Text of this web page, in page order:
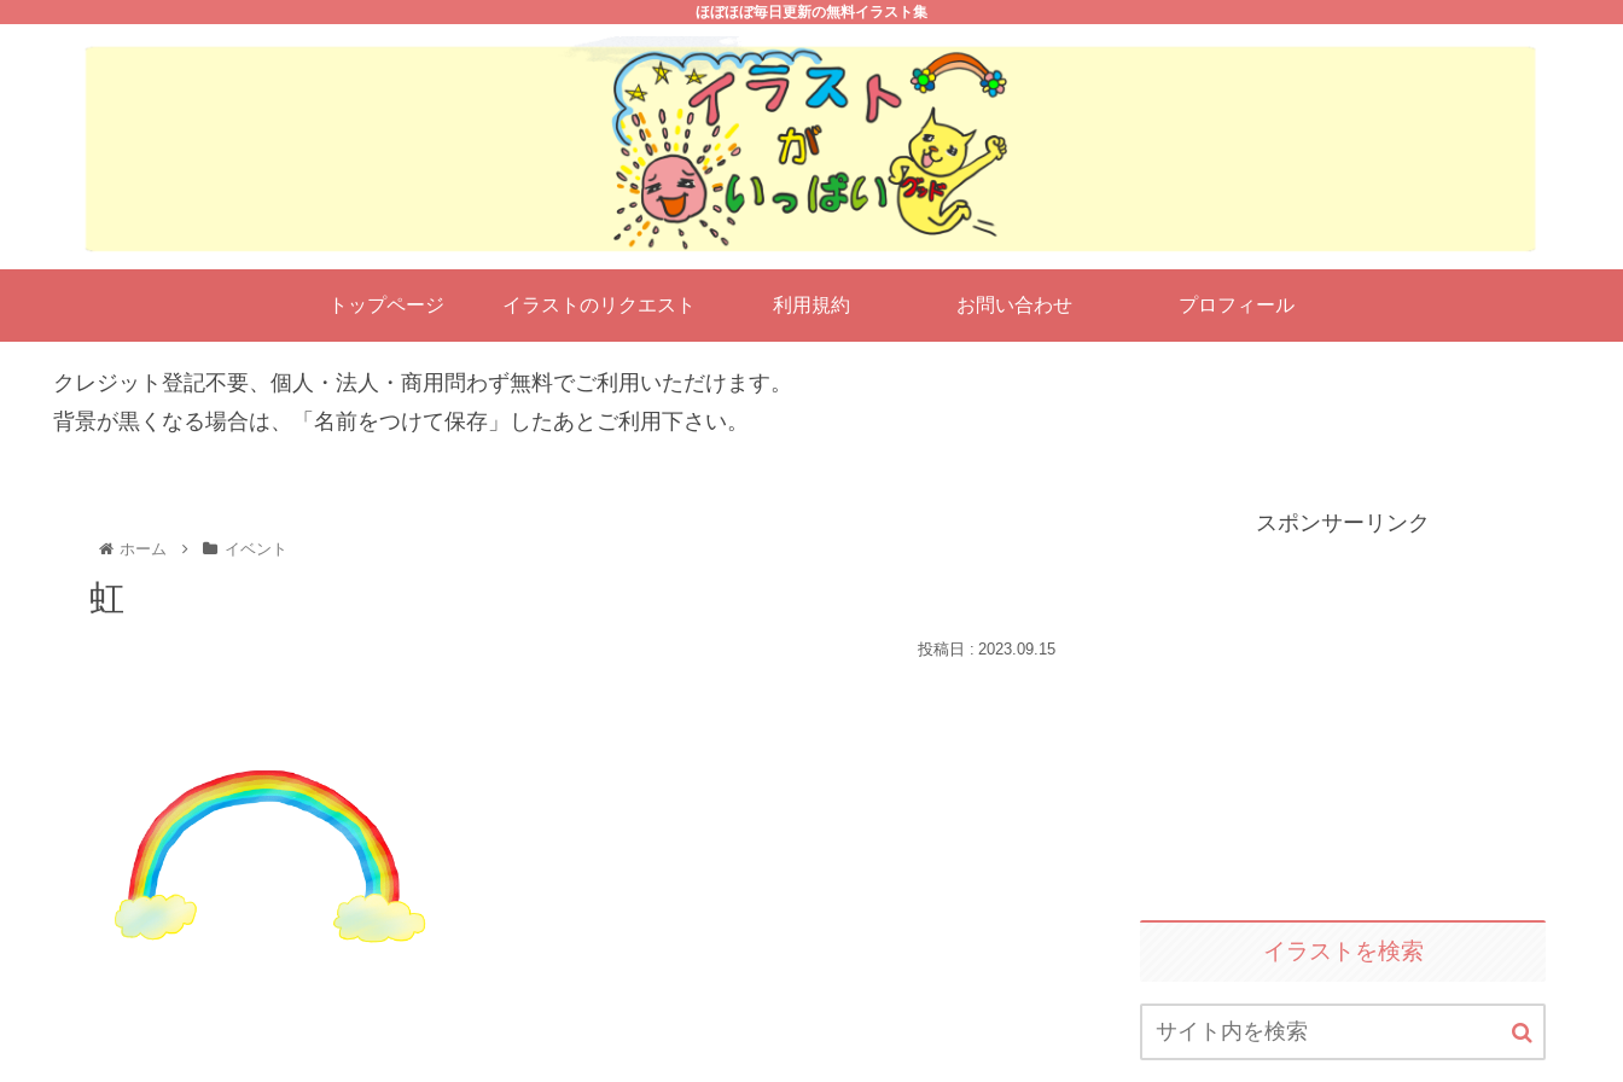
ほぼほぼ毎日更新の無料イラスト集
トップページ イラストのリクエスト 利用規約 お問い合わせ プロフィール
クレジット登記不要、個人・法人・商用問わず無料でご利用いただけます。
背景が黒くなる場合は、「名前をつけて保存」したあとご利用下さい。
ホーム イベント
虹
2023.09.15
スポンサーリンク
イラストを検索